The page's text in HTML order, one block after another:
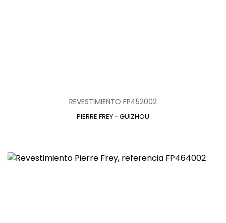
REVESTIMIENTO FP452002
PIERRE FREY- GUIZHOU